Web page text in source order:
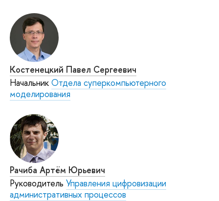
Костенецкий Павел Сергеевич
Начальник Отдела суперкомпьютерного
моделирования
Рачиба Артём Юрьевич
Руководитель Управления цифровизации
административных процессов